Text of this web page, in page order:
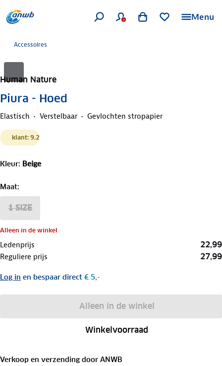
Menu
Accessoires
Human Nature
Piura - Hoed
Elastisch Verstelbaar Gevlochten stropapier
klant: 9.2
Kleur: Beige
Maat:
1 SIZE
Alleen in de winkel
Ledenprijs 22,99
Reguliere prijs 27,99
Log in en bespaar direct € 5,-
Alleen in de winkel
Winkelvoorraad
Verkoop en verzending door ANWB